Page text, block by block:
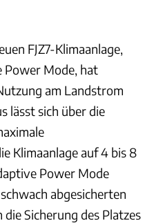
FJZ7-Klimaanlage,
Power Mode, hat
am Landstrom
lässt sich über die
Klimaanlage auf 4 bis 8
Power Mode
abgesicherten
Sicherung des Platzes